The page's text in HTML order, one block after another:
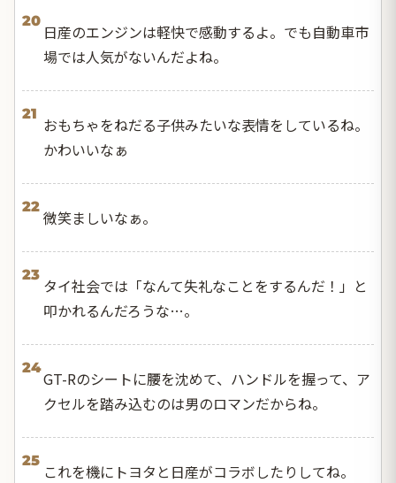
20
日産のエンジンは軽快で感動するよ。でも自動車市
場では人気がないんだよね。
21
おもちゃをねだる子供みたいな表情をしているね。
かわいいなぁ
22
微笑ましいなぁ。
23
タイ社会では「なんて失礼なことをするんだ！」と
叩かれるんだろうな…。
24
GT-Rのシートに腰を沈めて、ハンドルを握って、ア
クセルを踏み込むのは男のロマンだからね。
25
これを機にトヨタと日産がコラボしたりしてね。